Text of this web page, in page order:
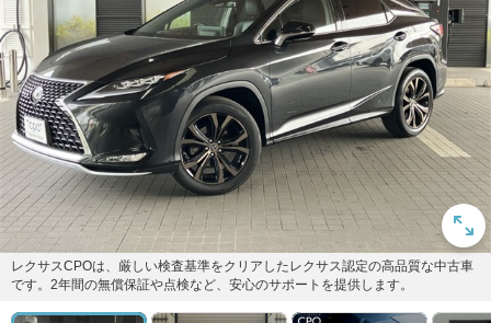
レクサスCPOは、厳しい検査基準をクリアしたレクサス認定の高品質な中古車
です。2年間の無償保証や点検など、安心のサポートを提供します。